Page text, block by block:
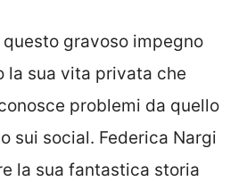
gravoso impegno
la sua vita privata che
problemi da quello
sui social. Federica Nargi
la sua fantastica storia